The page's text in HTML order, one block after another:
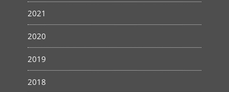
2021
2020
2019
2018